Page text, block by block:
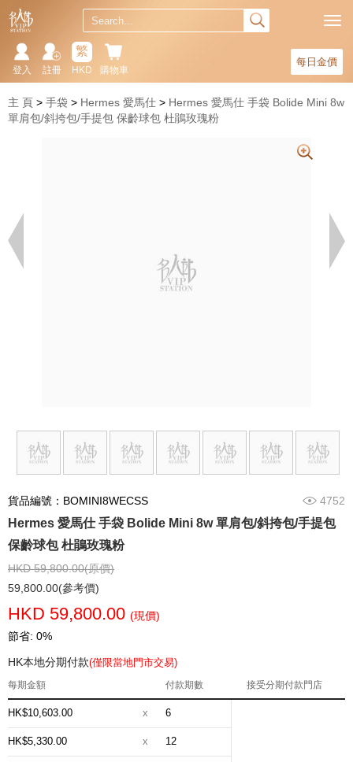
每日金價
購物車
繁
HKD
註冊
登入
主 頁 手袋 Hermes 愛馬仕
Hermes 愛馬仕 手袋 Bolide Mini 8w
單肩包/斜挎包/手提包 保齡球包 杜鵑玫瑰粉
貨品編號：BOMINI8WECSS 4752
Hermes 愛馬仕 手袋 Bolide Mini 8w 單肩包/斜挎包/手提包
保齡球包 杜鵑玫瑰粉
HKD 59,800.00(原價)
59,800.00(參考價)
HKD 59,800.00 (現價)
節省: 0%
HK本地分期付款(僅限當地門市交易)
每期金額 付款期數 接受分期付款門店
HK$10,603.00 x 6
HK$5,330.00 x 12